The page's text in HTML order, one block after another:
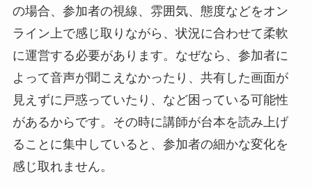
の場合、参加者の視線、雰囲気、態度などをオン
ライン上で感じ取りながら、状況に合わせて柔軟
に運営する必要があります。なぜなら、参加者に
よって音声が聞こえなかったり、共有した画面が
見えずに戸惑っていたり、など困っている可能性
があるからです。その時に講師が台本を読み上げ
ることに集中していると、参加者の細かな変化を
感じ取れません。